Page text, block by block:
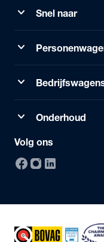
expand_more Snel naar
expand_more
expand_more
expand_more Onderhoud
Volg ons